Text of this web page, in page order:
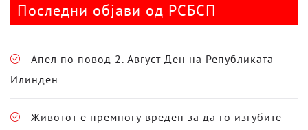
Последни објави од РСБСП
Апел по повод 2. Август Ден на Републиката –
Илинден
Животот е премногу вреден за да го изгубите